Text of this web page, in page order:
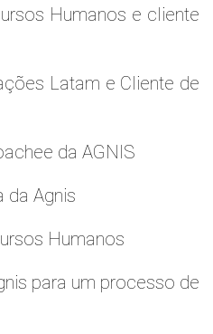
Humanos e cliente
Latam e Cliente de
da AGNIS
da Agnis
Humanos
para um processo de